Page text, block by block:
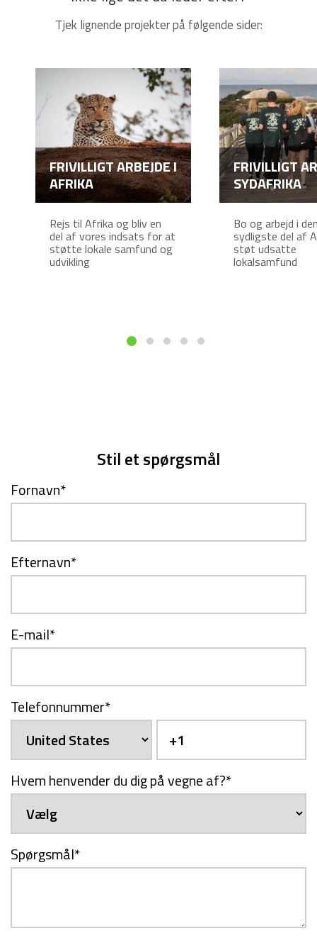
Tjek lignende projekter på følgende sider:
FRIVILLIGT ARBEJDE I
AFRIKA
Rejs til Afrika og bliv en
del af vores indsats for at
støtte lokale samfund og
udvikling
FRIVILLIGT
SYDAFRIKA
Bo og arbejd i
sydligste del af
støt udsatte
lokalsamfund
Stil et spørgsmål
Fornavn*
Efternavn*
E-mail*
Telefonnummer*
Hvem henvender du dig på vegne af?*
Spørgsmål*